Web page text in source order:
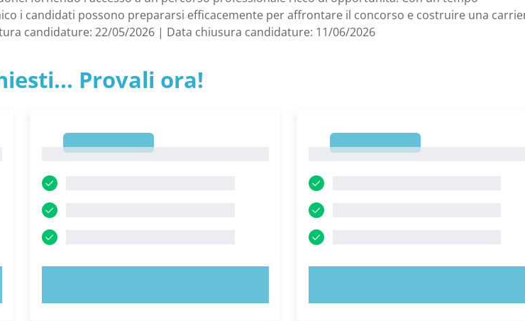
i candidati possono prepararsi efficacemente per affrontare il concorso e costruire una
candidature: 22/05/2026 | Data chiusura candidature: 11/06/2026
Provali ora!